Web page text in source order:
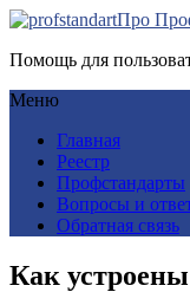
Про
Помощь для
Меню
Главная
Реестр
Профстандарты
Вопросы и
Обратная связь
Как